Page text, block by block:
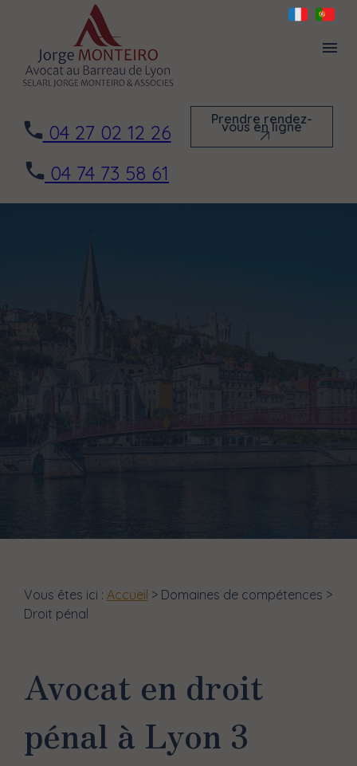
menu
04 27 02 12 26
04 74 73 58 61
Prendre rendez-
vous en ligne
Vous êtes ici : Accueil > Domaines de compétences >
Droit pénal
Avocat en droit
pénal à Lyon 3
Panneau de gestion des cookies